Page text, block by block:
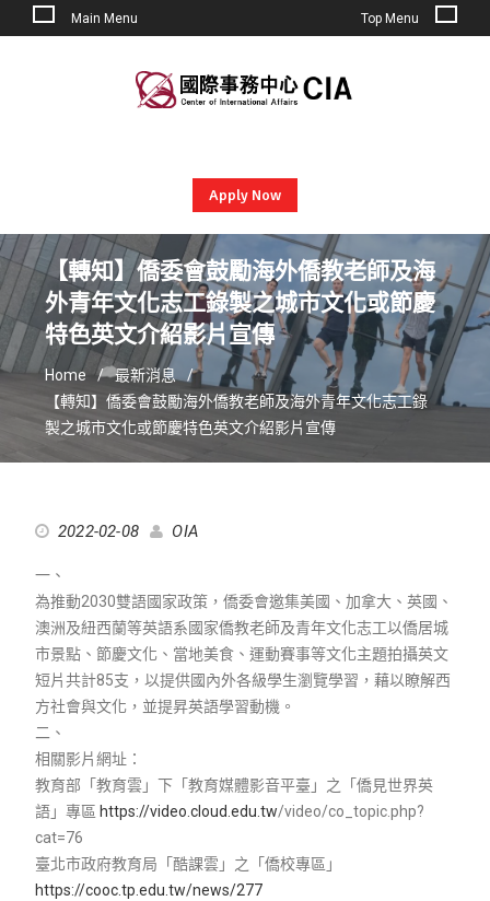
Main Menu Top Menu
Apply Now
【轉知】僑委會鼓勵海外僑教老師及海
外青年文化志工錄製之城市文化或節慶
特色英文介紹影片宣傳
Home
最新消息
【轉知】僑委會鼓勵海外僑教老師及海外青年文化志工錄
製之城市文化或節慶特色英文介紹影片宣傳
2022-02-08 OIA
一、
為推動2030雙語國家政策，僑委會邀集美國、加拿大、英國、
澳洲及紐西蘭等英語系國家僑教老師及青年文化志工以僑居城
市景點、節慶文化、當地美食、運動賽事等文化主題拍攝英文
短片共計85支，以提供國內外各級學生瀏覽學習，藉以瞭解西
方社會與文化，並提昇英語學習動機。
二、
相關影片網址：
教育部「教育雲」下「教育媒體影音平臺」之「僑見世界英
語」專區 https://video.cloud.edu.tw/video/co_topic.php?
cat=76
臺北市政府教育局「酷課雲」之「僑校專區」
https://cooc.tp.edu.tw/news/277